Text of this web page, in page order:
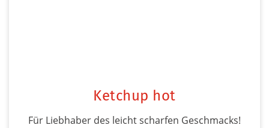
Ketchup hot
Für Liebhaber des leicht scharfen Geschmacks!